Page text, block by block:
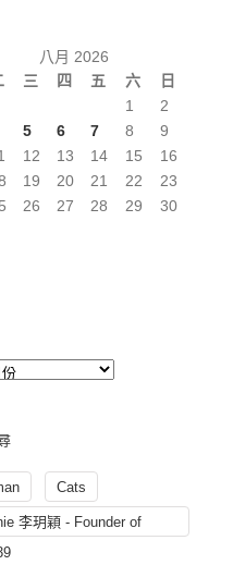
八月 2026
三 四 五 六 日
1
2
5 6 7 8
9
12 13 14 15
16
19 20 21 22
23
26 27 28 29
30
Cats
李玥穎 - Founder of